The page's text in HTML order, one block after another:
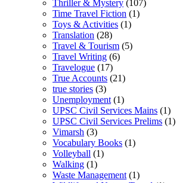
Thriller & Mystery (107)
Time Travel Fiction (1)
Toys & Activities (1)
Translation (28)
Travel & Tourism (5)
Travel Writing (6)
Travelogue (17)
True Accounts (21)
true stories (3)
Unemployment (1)
UPSC Civil Services Mains (1)
UPSC Civil Services Prelims (1)
Vimarsh (3)
Vocabulary Books (1)
Volleyball (1)
Walking (1)
Waste Management (1)